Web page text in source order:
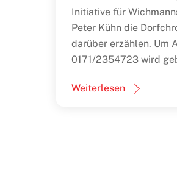
Initiative für
Peter Kühn die
darüber erzählen. Um
0171/2354723 wird
Weiterlesen